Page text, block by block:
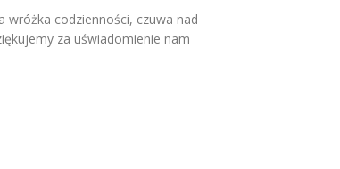
wróżka codzienności, czuwa nad
za uświadomienie nam